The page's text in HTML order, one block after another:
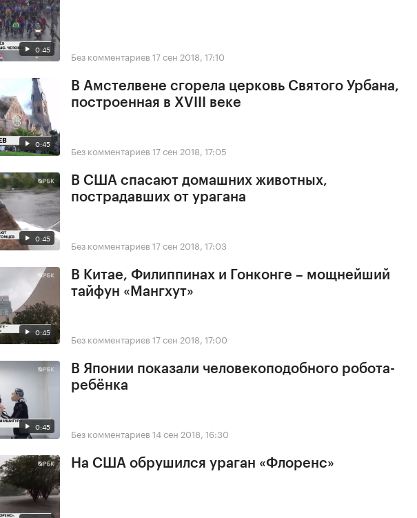
0:45 Без комментариев 17 сен 2018, 17:10
0:45
В Амстелвене сгорела церковь Святого Урбана,
построенная в XVIII веке
Без комментариев 17 сен 2018, 17:05
0:45
В США спасают домашних животных,
пострадавших от урагана
Без комментариев 17 сен 2018, 17:03
0:45
В Китае, Филиппинах и Гонконге – мощнейший
тайфун «Мангхут»
Без комментариев 17 сен 2018, 17:00
0:45
В Японии показали человекоподобного робота-
ребёнка
Без комментариев 14 сен 2018, 16:30
На США обрушился ураган «Флоренс»